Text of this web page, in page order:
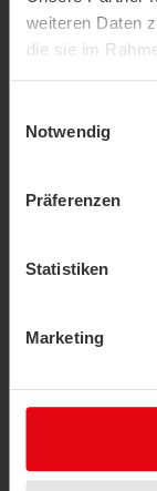
weiteren Daten
die sie im
Notwendig
Präferenzen
Statistiken
Marketing
OF14
OF14+